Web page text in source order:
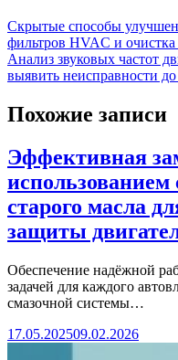
Скрытые способы
фильтров HVAC и
Анализ звуковых частот
выявить неисправности
Похожие записи
Эффективная
старого масла
защиты
Обеспечение надёжной
задачей для каждого
смазочной системы…
17.05.202509.02.2026